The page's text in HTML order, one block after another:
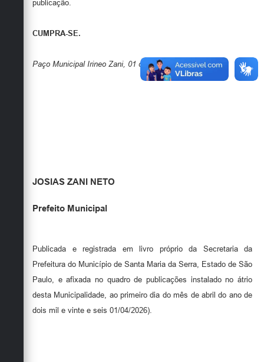
publicação.
CUMPRA-SE.
Paço Municipal Irineo Zani, 01 de Abril de 2026.
JOSIAS ZANI NETO
Prefeito Municipal
Publicada e registrada em livro próprio da Secretaria da
Prefeitura do Município de Santa Maria da Serra, Estado de São
Paulo, e afixada no quadro de publicações instalado no átrio
desta Municipalidade, ao primeiro dia do mês de abril do ano de
dois mil e vinte e seis 01/04/2026).